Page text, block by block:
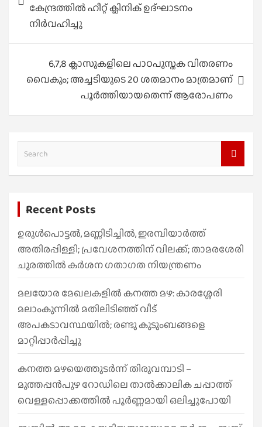
കേന്ദ്രത്തിൽ ഹീറ്റ് ക്ലിനിക് ഉദ്ഘാടനം
നിർവഹിച്ചു
6,7,8 ക്ലാസുകളിലെ പാഠപുസ്തക വിതരണം
വൈകും; അച്ചടിയുടെ 20 ശതമാനം മാത്രമാണ്
പൂർത്തിയായതെന്ന് ആരോപണം
a
h
Recent Posts
ഉരുൾപൊട്ടൽ, മണ്ണിടിച്ചിൽ, ഇരമ്പിയാര്‍ത്ത്
അതിരപ്പിള്ളി; പ്രവേശനത്തിന് വിലക്ക്; താമരശേരി
ചുരത്തില്‍ കര്‍ശന ഗതാഗത നിയന്ത്രണം
മലയോര മേഖലകളിൽ കനത്ത മഴ: കാരശ്ശേരി
മലാംകുന്നിൽ മതിലിടിഞ്ഞ് വീട്
അപകടാവസ്ഥയിൽ; രണ്ടു കുടുംബങ്ങളെ
മാറ്റിപ്പാർപ്പിച്ചു
കനത്ത മഴയെത്തുടർന്ന് തിരുവമ്പാടി –
മുത്തപ്പൻപുഴ റോഡിലെ താൽക്കാലിക ചപ്പാത്ത്
വെള്ളപ്പൊക്കത്തിൽ പൂർണ്ണമായി ഒലിച്ചുപോയി